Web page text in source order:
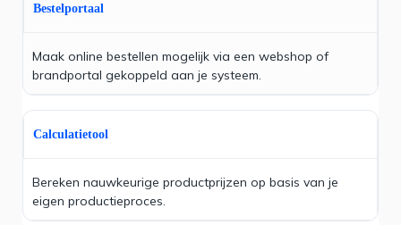
Bestelportaal
Maak online bestellen mogelijk via een webshop of
brandportal gekoppeld aan je systeem.
Calculatietool
Bereken nauwkeurige productprijzen op basis van je
eigen productieproces.